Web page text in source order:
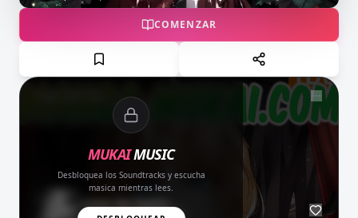
COMENZAR
MUKAIMUSIC
Desbloquea los Soundtracks y escucha
masica mientras lees.
Amor del Bueno